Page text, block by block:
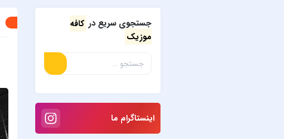
جستجوی سریع در کافه
موزیک
اینستاگرام ما